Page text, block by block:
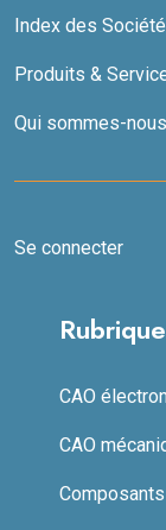
Index des
Produits &
Qui sommes-
Se connecter
CAO
CAO